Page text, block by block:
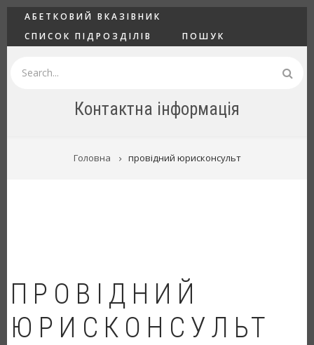
Перейти
основного
ГОЛОВНЕ
АБЕТКОВИЙ ВКАЗІВНИК
СПИСОК ПІДРОЗДІЛІВ
ПОШУК
Контактна інформація
РЯДОКГоловна провідний юрисконсульт
ПРОВІДНИЙ
ЮРИСКОНСУЛЬТ